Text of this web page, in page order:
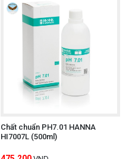
Chất chuẩn PH7.01 HANNA
HI7007L (500ml)